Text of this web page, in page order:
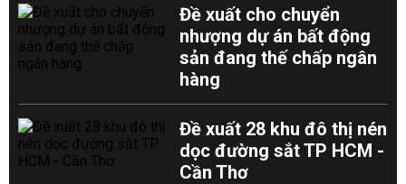
Đề xuất cho chuyển
nhượng dự án bất động
sản đang thế chấp ngân
hàng
Đề xuất 28 khu đô thị nén
dọc đường sắt TP HCM -
Cần Thơ